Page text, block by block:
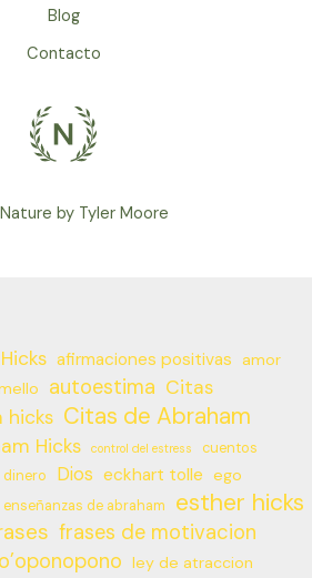
Blog
Contacto
by Tyler Moore
afirmaciones positivas
amor
autoestima Citas
hicks Citas de Abraham
Hicks control del estress cuentos
dinero Dios eckhart tolle ego
enseñanzas de abraham esther hicks
frases de motivacion
ley de atraccion